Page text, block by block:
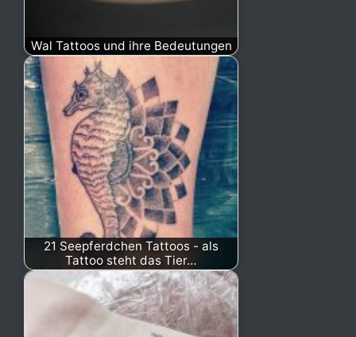
Wal Tattoos und ihre Bedeutungen
21 Seepferdchen Tattoos - als
Tattoo steht das Tier…